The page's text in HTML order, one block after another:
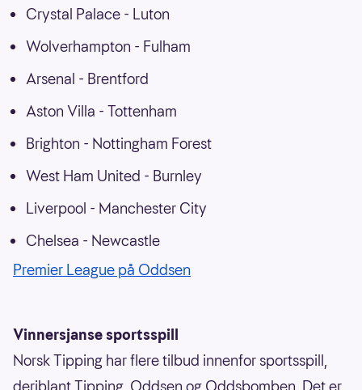
Crystal Palace - Luton
Wolverhampton - Fulham
Arsenal - Brentford
Aston Villa - Tottenham
Brighton - Nottingham Forest
West Ham United - Burnley
Liverpool - Manchester City
Chelsea - Newcastle
Premier League på Oddsen
Vinnersjanse sportsspill
Norsk Tipping har flere tilbud innenfor sportsspill,